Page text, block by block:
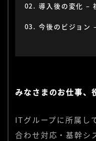
導入後の変化 –
今後のビジョン
みなさまのお仕事、
ITグループに所属し
合わせ対応・基幹シ